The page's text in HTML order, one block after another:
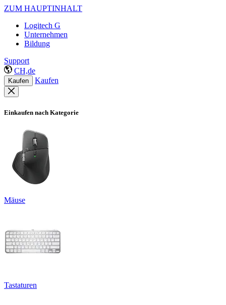
ZUM HAUPTINHALT
Logitech G
Unternehmen
Bildung
Support
CH,de
Kaufen Kaufen
Einkaufen nach Kategorie
Mäuse
Tastaturen